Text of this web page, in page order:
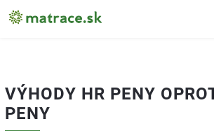
VÝHODY HR PENY
PENY